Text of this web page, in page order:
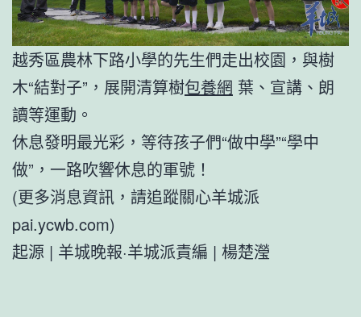
越秀區農林下路小學的先生們走出校園，與樹
木“結對子”，展開清算樹包養網 葉、宣講、朗
讀等運動。
休息發明最光彩，等待孩子們“做中學”“學中
做”，一路吹響休息的軍號！
(更多消息資訊，請追蹤關心羊城派
pai.ycwb.com)
起源 | 羊城晚報·羊城派責編 | 楊楚瀅